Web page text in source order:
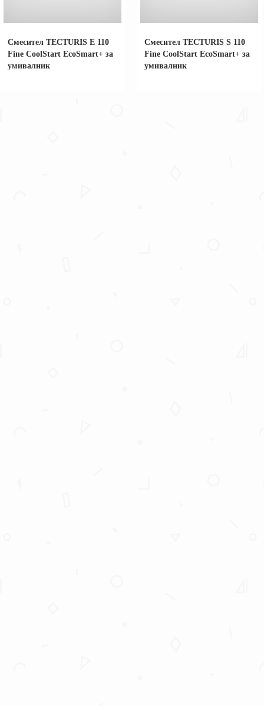
Смесител TECTURIS Е 110
Fine CoolStart EcoSmart+ за
умивалник
Смесител TECTURIS S 110
Fine CoolStart EcoSmart+ за
умивалник